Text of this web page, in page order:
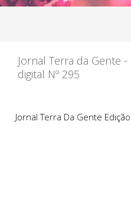
Jornal Terra da Gente -
digital Nº 295
Jornal Terra Da Gente